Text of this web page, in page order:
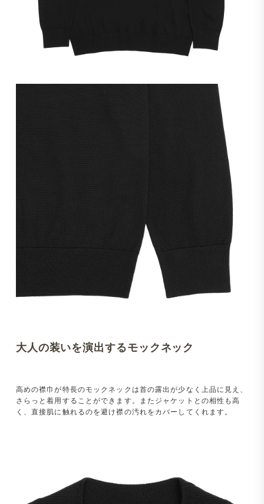
大人の装いを演出するモックネック
高めの襟巾が特長のモックネックは首の露出が少なく上品に見え、
さらっと着用することができます。またジャケットとの相性も高
く、直接肌に触れるのを避け襟の汚れをカバーしてくれます。